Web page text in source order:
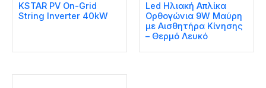
KSTAR PV On-Grid
String Inverter 40kW
Led Ηλιακή Απλίκα
Ορθογώνια 9W Μαύρη
με Αισθητήρα Κίνησης
– Θερμό Λευκό